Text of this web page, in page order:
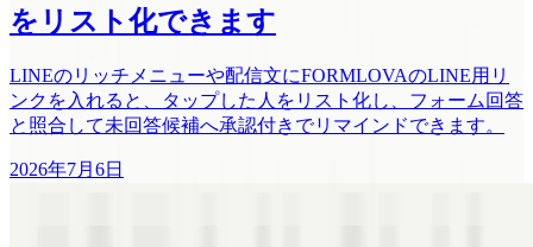
をリスト化できます
LINEのリッチメニューや配信文にFORMLOVAのLINE用リ
ンクを入れると、タップした人をリスト化し、フォーム回答
と照合して未回答候補へ承認付きでリマインドできます。
2026年7月6日